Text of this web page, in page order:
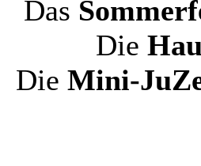
Das
Die
Die Mini-